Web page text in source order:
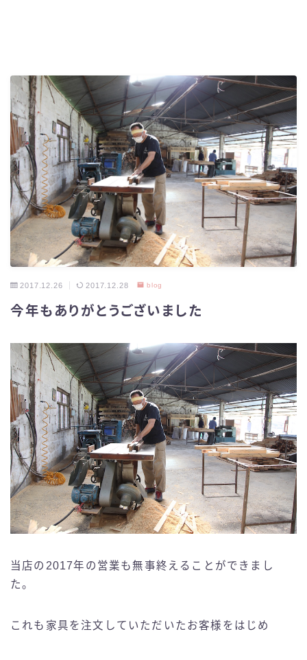
2017.12.26 2017.12.28 blog
今年もありがとうございました
当店の2017年の営業も無事終えることができまし
た。
これも家具を注文していただいたお客様をはじめ